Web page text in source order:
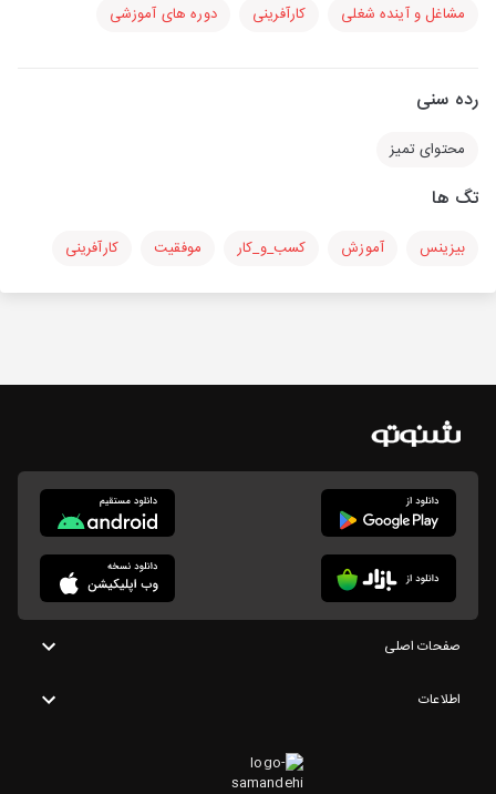
مشاغل و آینده شغلی کارآفرینی دوره های آموزشی
رده سنی
محتوای تمیز
تگ ها
بیزینس آموزش کسب_و_کار موفقیت کارآفرینی
صفحات اصلی
اطلاعات